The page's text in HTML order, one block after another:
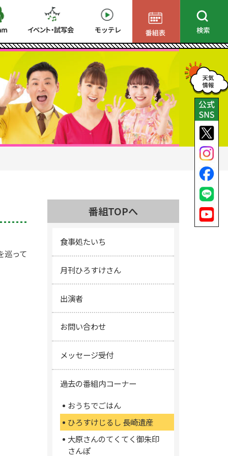
巡って
番組TOPへ
食事処たいち
月刊ひろすけさん
出演者
お問い合わせ
メッセージ受付
過去の番組内コーナー
おうちでごはん
ひろすけじるし 長崎遺産
大原さんのてくてく御朱印
さんぽ